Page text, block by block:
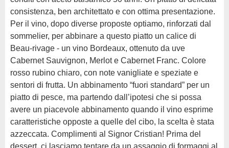
consistenza, ben architettato e con ottima presentazione.
Per il vino, dopo diverse proposte optiamo, rinforzati dal
sommelier, per abbinare a questo piatto un calice di
Beau-rivage - un vino Bordeaux, ottenuto da uve
Cabernet Sauvignon, Merlot e Cabernet Franc. Colore
rosso rubino chiaro, con note vanigliate e speziate e
sentori di frutta. Un abbinamento “fuori standard” per un
piatto di pesce, ma partendo dall’ipotesi che si possa
avere un piacevole abbinamento quando il vino esprime
caratteristiche opposte a quelle del cibo, la scelta è stata
azzeccata. Complimenti al Signor Cristian! Prima del
dessert, ci lasciamo tentare da un assaggio di formaggi al